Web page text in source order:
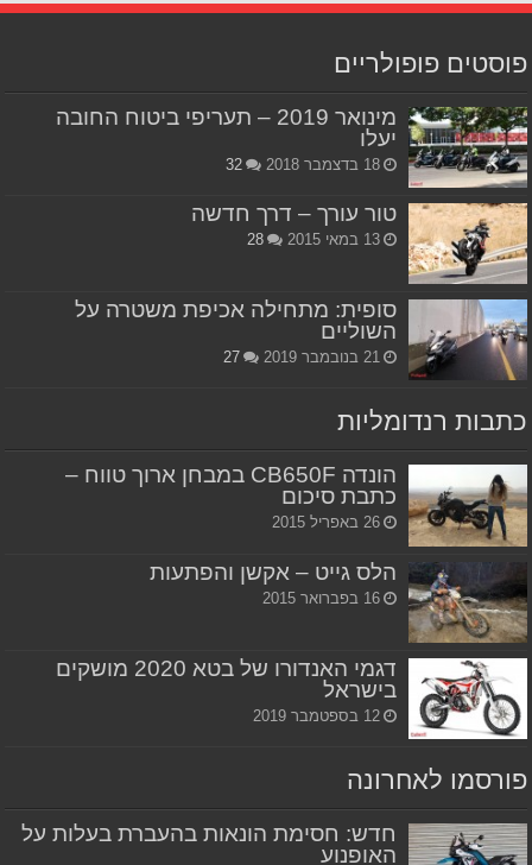
פוסטים פופולריים
מינואר 2019 – תעריפי ביטוח החובה
יעלו
18 בדצמבר 2018 32
טור עורך – דרך חדשה
13 במאי 2015 28
סופית: מתחילה אכיפת משטרה על
השוליים
21 בנובמבר 2019 27
כתבות רנדומליות
הונדה CB650F במבחן ארוך טווח –
כתבת סיכום
26 באפריל 2015
הלס גייט – אקשן והפתעות
16 בפברואר 2015
דגמי האנדורו של בטא 2020 מושקים
בישראל
12 בספטמבר 2019
פורסמו לאחרונה
חדש: חסימת הונאות בהעברת בעלות על
האופנוע